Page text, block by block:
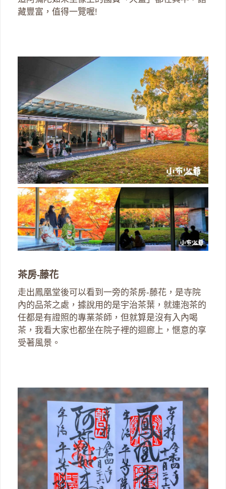
藏豐富，值得一覽喔!
茶房-藤花
走出鳳凰堂後可以看到一旁的茶房-藤花，是寺院
內的品茶之處，據說用的是宇治茶葉，就連泡茶的
任都是有證照的專業茶師，但就算是沒有入內喝
茶，我看大家也都坐在院子裡的迴廊上，愜意的享
受著風景。